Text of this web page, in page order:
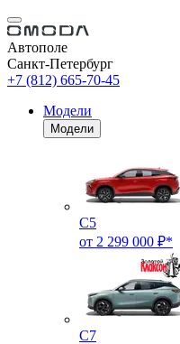
Автополе
Санкт-Петербург
+7 (812) 665-70-45
Модели
Модели
C5
от 2 299 000 ₽*
C7